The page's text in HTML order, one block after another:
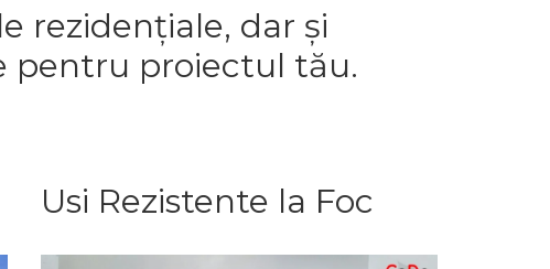
rezidențiale, dar și
pentru proiectul tău.
Usi Rezistente la Foc